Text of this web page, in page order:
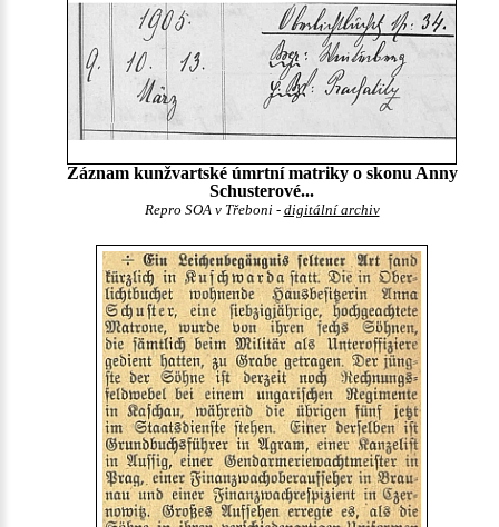
Záznam kunžvartské úmrtní matriky o skonu Anny
Schusterové...
Repro SOA v Třeboni - digitální archiv